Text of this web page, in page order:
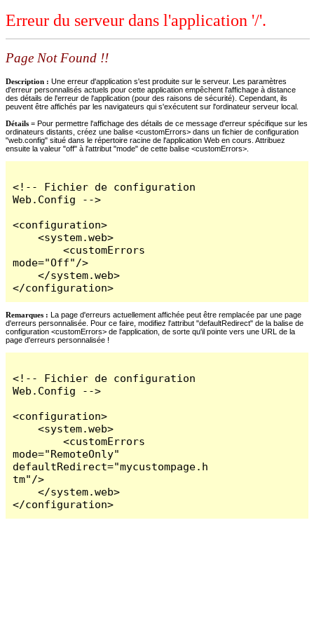
Erreur du serveur dans l'application '/'.
Page Not Found !!
Description : Une erreur d'application s'est produite sur le serveur. Les paramètres
d'erreur personnalisés actuels pour cette application empêchent l'affichage à distance
des détails de l'erreur de l'application (pour des raisons de sécurité). Cependant, ils
peuvent être affichés par les navigateurs qui s'exécutent sur l'ordinateur serveur local.
Détails = Pour permettre l'affichage des détails de ce message d'erreur spécifique sur les
ordinateurs distants, créez une balise <customErrors> dans un fichier de configuration
"web.config" situé dans le répertoire racine de l'application Web en cours. Attribuez
ensuite la valeur "off" à l'attribut "mode" de cette balise <customErrors>.
<!-- Fichier de configuration
Web.Config -->
<configuration>
    <system.web>
        <customErrors
mode="Off"/>
    </system.web>
</configuration>
Remarques : La page d'erreurs actuellement affichée peut être remplacée par une page
d'erreurs personnalisée. Pour ce faire, modifiez l'attribut "defaultRedirect" de la balise de
configuration <customErrors> de l'application, de sorte qu'il pointe vers une URL de la
page d'erreurs personnalisée !
<!-- Fichier de configuration
Web.Config -->
<configuration>
    <system.web>
        <customErrors
mode="RemoteOnly"
defaultRedirect="mycustompage.h
tm"/>
    </system.web>
</configuration>